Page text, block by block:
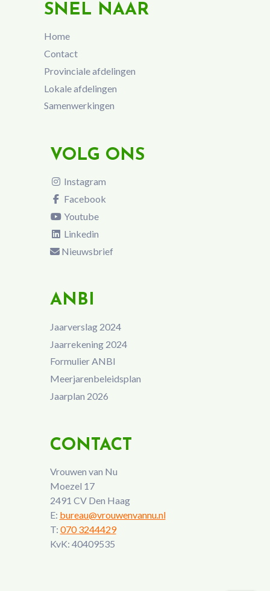
SNEL NAAR
Home
Contact
Provinciale afdelingen
Lokale afdelingen
Samenwerkingen
VOLG ONS
Instagram
Facebook
Youtube
Linkedin
Nieuwsbrief
ANBI
Jaarverslag 2024
Jaarrekening 2024
Formulier ANBI
Meerjarenbeleidsplan
Jaarplan 2026
CONTACT
Vrouwen van Nu
Moezel 17
2491 CV Den Haag
E: bureau@vrouwenvannu.nl
T: 070 3244429
KvK: 40409535